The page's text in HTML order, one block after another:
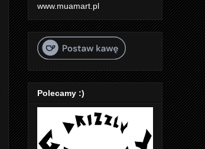
www.muamart.pl
Polecamy :)